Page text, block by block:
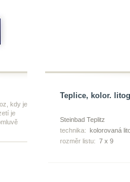
kdy je
je
Teplice, kolor.
Steinbad Teplitz
technika: kolorovaná
rozměr listu: 7 x 9